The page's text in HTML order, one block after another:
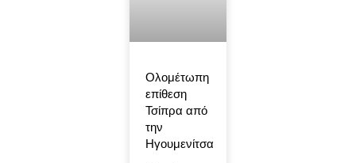
Ολομέτωπη
επίθεση
Τσίπρα από
την
Ηγουμενίτσα